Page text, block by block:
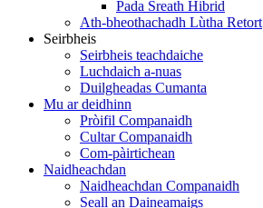
Pada Sreath Hibrid
Ath-bheothachadh Lùtha Retort
Seirbheis
Seirbheis teachdaiche
Luchdaich a-nuas
Duilgheadas Cumanta
Mu ar deidhinn
Pròifil Companaidh
Cultar Companaidh
Com-pàirtichean
Naidheachdan
Naidheachdan Companaidh
Seall an Daineamaigs